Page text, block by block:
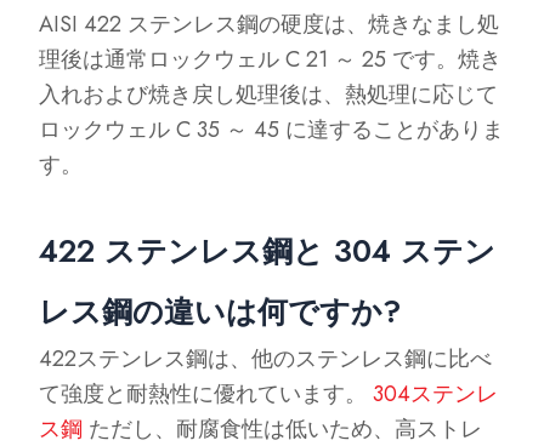
AISI 422 ステンレス鋼の硬度は、焼きなまし処
理後は通常ロックウェル C 21 ～ 25 です。焼き
入れおよび焼き戻し処理後は、熱処理に応じて
ロックウェル C 35 ～ 45 に達することがありま
す。
422 ステンレス鋼と 304 ステン
レス鋼の違いは何ですか?
422ステンレス鋼は、他のステンレス鋼に比べ
て強度と耐熱性に優れています。304ステンレ
ス鋼 ただし、耐腐食性は低いため、高ストレ